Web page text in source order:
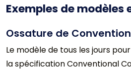
Exemples de modèles
Ossature de
Le modèle de tous les jours
la spécification Conventional